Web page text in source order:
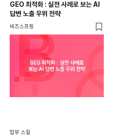
GEO 최적화 : 실전 사례로 보는 AI
답변 노출 우위 전략
비즈스프링
업무 스킬